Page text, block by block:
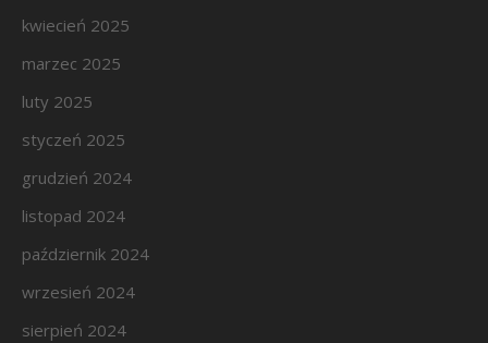
kwiecień 2025
marzec 2025
luty 2025
styczeń 2025
grudzień 2024
listopad 2024
październik 2024
wrzesień 2024
sierpień 2024